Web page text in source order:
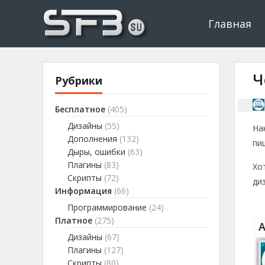
Буксы, Главная
Рубрики
Бесплатное (405)
Дизайны (55)
Дополнения (132)
Дыры, ошибки (63)
Плагины (83)
Скрипты (72)
Информация (66)
Программирование (24)
Платное (275)
Дизайны (67)
Плагины (127)